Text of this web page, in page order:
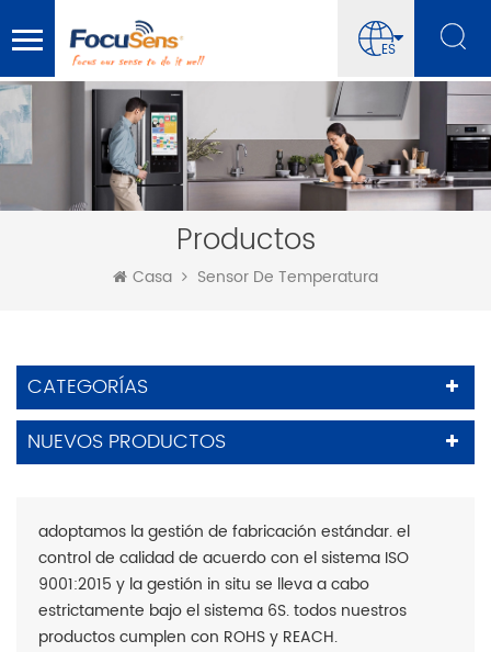
ES
Productos
Casa Sensor De Temperatura
CATEGORÍAS
NUEVOS PRODUCTOS
adoptamos la gestión de fabricación estándar. el
control de calidad de acuerdo con el sistema ISO
9001:2015 y la gestión in situ se lleva a cabo
estrictamente bajo el sistema 6S. todos nuestros
productos cumplen con ROHS y REACH.